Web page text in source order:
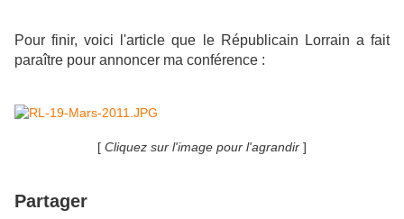
Pour finir, voici l'article que l e Républicain Lorrain a fait
paraître pour annoncer ma conférence :
[ Cliquez sur l'image pour l'agrandir ]
Partager